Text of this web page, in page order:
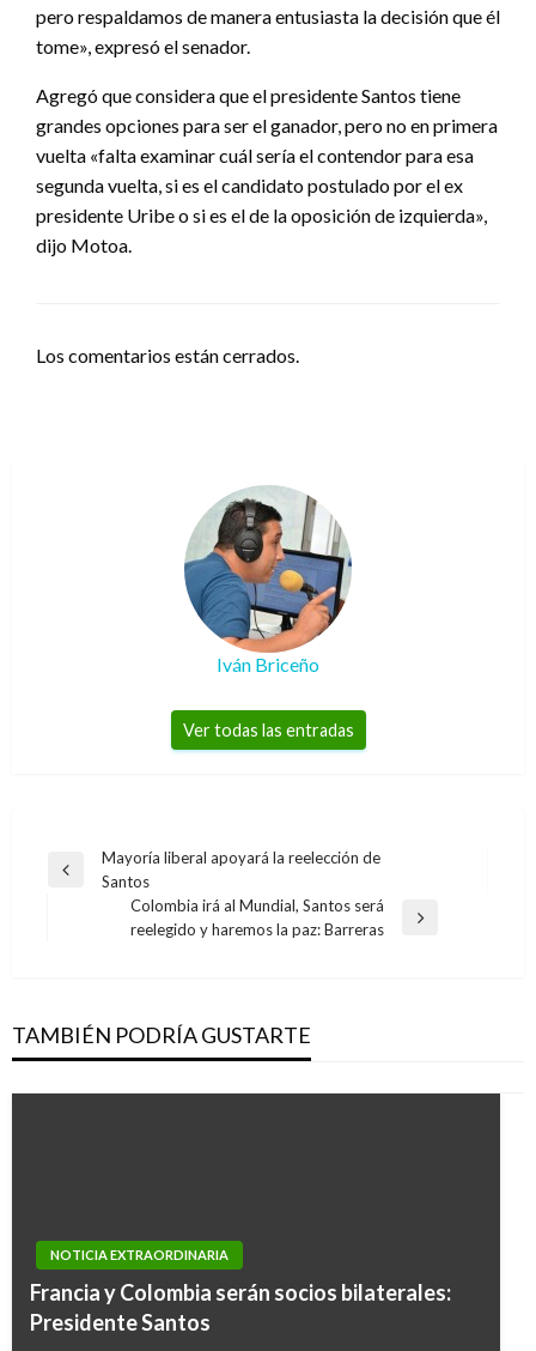
pero respaldamos de manera entusiasta la decisión que él
tome», expresó el senador.
Agregó que considera que el presidente Santos tiene
grandes opciones para ser el ganador, pero no en primera
vuelta «falta examinar cuál sería el contendor para esa
segunda vuelta, si es el candidato postulado por el ex
presidente Uribe o si es el de la oposición de izquierda»,
dijo Motoa.
Los comentarios están cerrados.
Iván Briceño
Ver todas las entradas
Navegación
entradas
Entrada
Mayoría liberal apoyará la reelección de
Santos
Colombia irá al Mundial, Santos será
reelegido y haremos la paz: Barreras
TAMBIÉN PODRÍA GUSTARTE
NOTICIA EXTRAORDINARIA
Francia y Colombia serán socios bilaterales:
Presidente Santos